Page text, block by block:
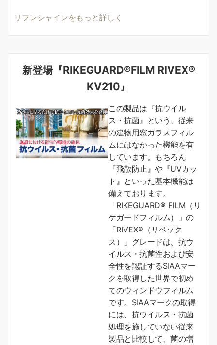
リフレシャインをもっと詳しく
新登場『RIKEGUARD®FILM RIVEX®
KV210』
この製品は『抗ウイル
ス・抗菌』という、従来
の建物用窓ガラスフィル
ムにはなかった機能を有
しています。もちろん
『飛散防止』や『UVカッ
ト』といった基本機能は
備えております。
「RIKEGUARD® FILM（リ
ケガードフィルム）」の
「RIVEX®（リベック
ス）」グレードは、抗ウ
イルス・抗菌性および安
全性を認証するSIAAマー
クを取得した世界で初め
てのウィンドウフィルム
です。SIAAマークの取得
には、抗ウイルス・抗菌
処理を施していない従来
製品と比較して、菌の増